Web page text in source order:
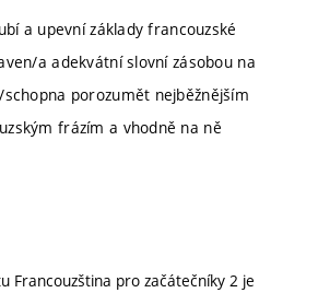
a upevní základy francouzské
a adekvátní slovní zásobou na
porozumět nejběžnějším
frázím a vhodně na ně
Francouzština pro začátečníky 2 je